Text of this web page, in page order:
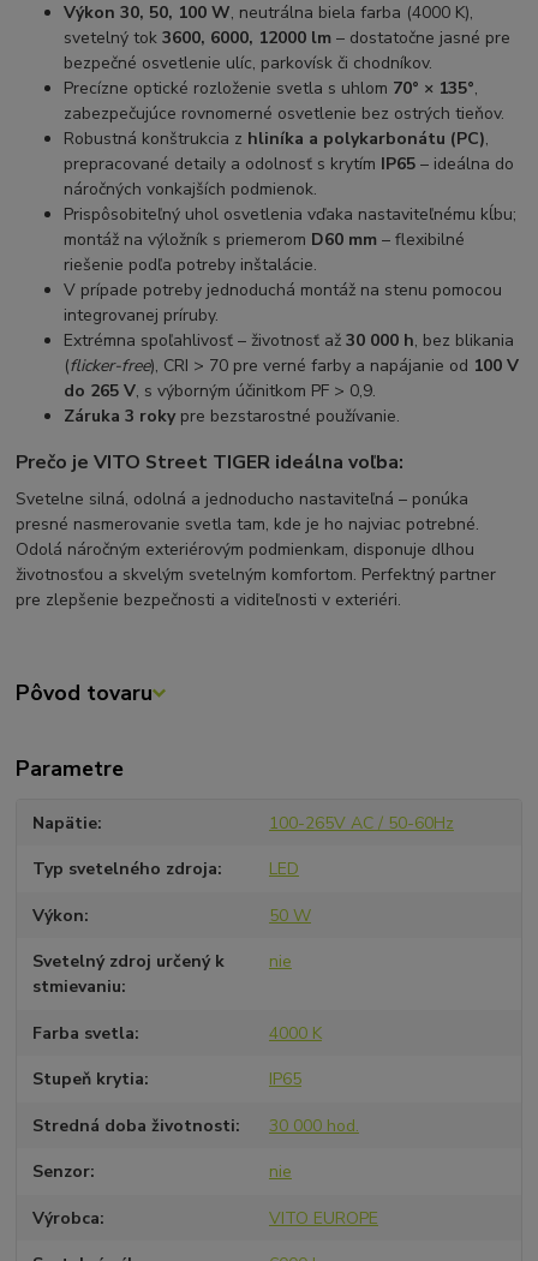
Výkon 30, 50, 100 W, neutrálna biela farba (4000 K),
svetelný tok3600, 6000, 12000 lm – dostatočne jasné pre
bezpečné osvetlenie ulíc, parkovísk či chodníkov.
Precízne optické rozloženie svetla s uhlom 70° × 135°,
zabezpečujúce rovnomerné osvetlenie bez ostrých tieňov.
Robustná konštrukcia z hliníka a polykarbonátu (PC),
prepracované detaily a odolnosť s krytím IP65 – ideálna do
náročných vonkajších podmienok.
Prispôsobiteľný uhol osvetlenia vďaka nastaviteľnému kĺbu;
montáž na výložník s priemerom D60 mm – flexibilné
riešenie podľa potreby inštalácie.
V prípade potreby jednoduchá montáž na stenu pomocou
integrovanej príruby.
Extrémna spoľahlivosť – životnosť až30 000 h, bez blikania
(flicker-free), CRI > 70 pre verné farby a napájanie od 100 V
do 265 V, s výborným účinitkom PF > 0,9.
Záruka 3 rokypre bezstarostné používanie.
Prečo je VITO Street TIGER ideálna voľba:
Svetelne silná, odolná a jednoducho nastaviteľná – ponúka
presné nasmerovanie svetla tam, kde je ho najviac potrebné.
Odolá náročným exteriérovým podmienkam, disponuje dlhou
životnosťou a skvelým svetelným komfortom. Perfektný partner
pre zlepšenie bezpečnosti a viditeľnosti v exteriéri.
Pôvod tovaru
Parametre
Napätie 100-265V AC / 50-60Hz
Typ svetelného zdroja LED
Výkon 50 W
Svetelný zdroj určený k
stmievaniu
nie
Farba svetla 4000 K
Stupeň krytia IP65
Stredná doba životnosti 30 000 hod.
Senzor nie
Výrobca VITO EUROPE